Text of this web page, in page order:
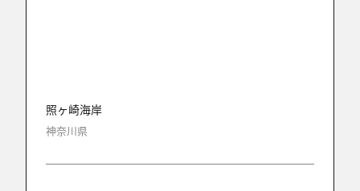
照ヶ崎海岸
神奈川県